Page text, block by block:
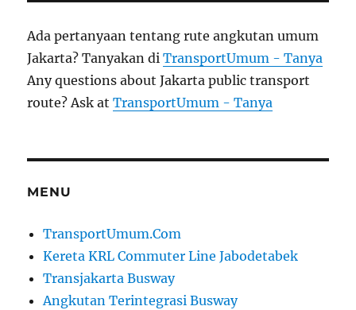
Ada pertanyaan tentang rute angkutan umum
Jakarta? Tanyakan diTransportUmum - Tanya
Any questions about Jakarta public transport
route? Ask atTransportUmum - Tanya
MENU
TransportUmum.Com
Kereta KRL Commuter Line Jabodetabek
Transjakarta Busway
Angkutan Terintegrasi Busway